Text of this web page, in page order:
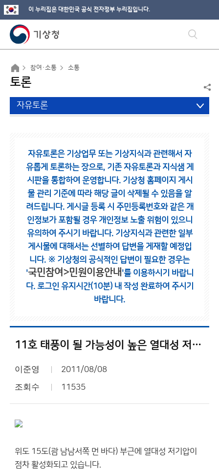
이 누리집은 대한민국 공식 전자정부 누리집입니다.
참여·소통 소통
토론
자유토론
자유토론은 기상업무 또는 기상지식과 관련해서 자
유롭게 토론하는 장으로, 기존 자유토론과 지식샘 게
시판을 통합하여 운영합니다. 기상청 홈페이지 게시
물 관리 기준에 따라 해당 글이 삭제될 수 있음을 알
려드립니다. 게시글 등록 시 주민등록번호와 같은 개
인정보가 포함될 경우 개인정보 노출 위험이 있으니
유의하여 주시기 바랍니다. 기상지식과 관련한 일부
게시물에 대해서는 선별하여 답변을 게재할 예정입
니다. ※ 기상청의 공식적인 답변이 필요한 경우는
'국민참여>민원이용안내 '를 이용하시기 바랍니
다. 로그인 유지시간(10분) 내 작성 완료하여 주시기
바랍니다.
11호 태풍이 될 가능성이 높은 열대성 저기압
이준영 2011/08/08
조회수 11535
위도 15도(괌 남남서쪽 먼 바다) 부근에 열대성 저기압이
점차 활성화되고 있습니다.